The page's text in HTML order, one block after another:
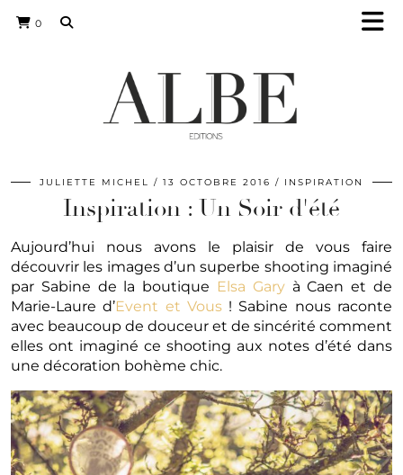
0
JULIETTE MICHEL 13 OCTOBRE 2016 INSPIRATION
Inspiration : Un Soir d'été
Aujourd’hui nous avons le plaisir de vous faire
découvrir les images d’un superbe shooting imaginé
par Sabine de la boutique Elsa Garyà Caen et de
Marie-Laure d’Event et Vous ! Sabine nous raconte
avec beaucoup de douceur et de sincérité comment
elles ont imaginé ce shooting aux notes d’été dans
une décoration bohème chic.